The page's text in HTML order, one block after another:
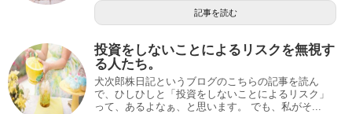
記事を読む
投資をしないことによるリスクを無視す
る人たち。
犬次郎株日記というブログのこちらの記事を読ん
で、ひしひしと「投資をしないことによるリスク」
って、あるよなぁ、と思います。 でも、私がそ...